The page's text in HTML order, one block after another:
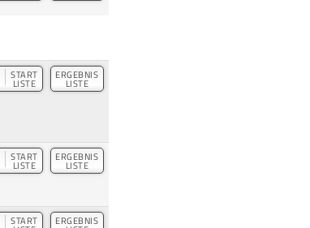
START
LISTE
ERGEBNIS
LISTE
START
LISTE
ERGEBNIS
LISTE
START ERGEBNIS